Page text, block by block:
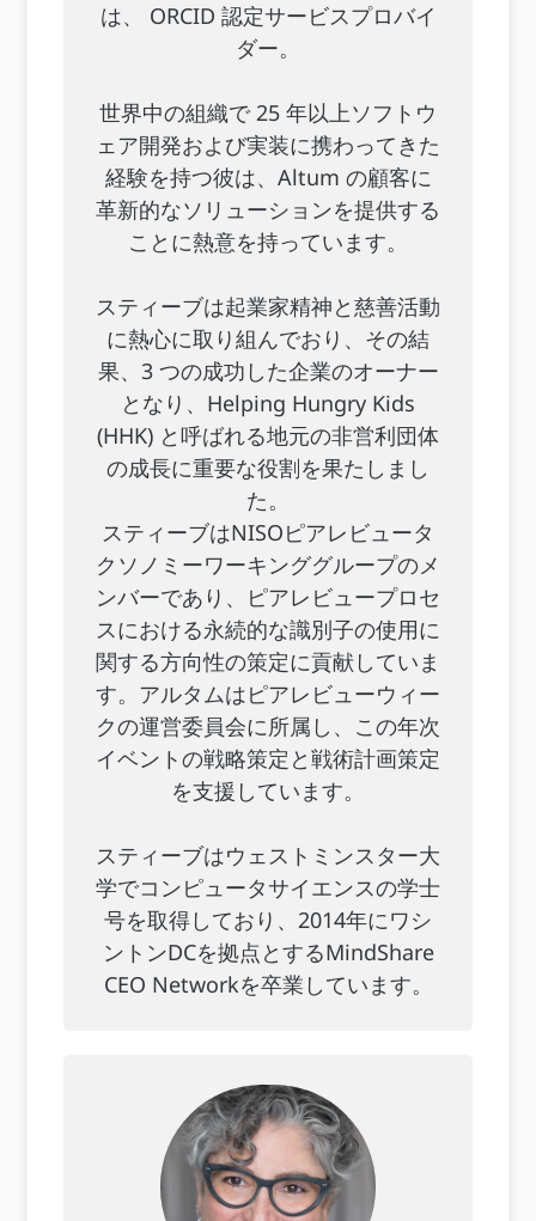
は、 ORCID 認定サービスプロバイ
ダー。
世界中の組織で 25 年以上ソフトウ
ェア開発および実装に携わってきた
経験を持つ彼は、Altum の顧客に
革新的なソリューションを提供する
ことに熱意を持っています。
スティーブは起業家精神と慈善活動
に熱心に取り組んでおり、その結
果、3 つの成功した企業のオーナー
となり、Helping Hungry Kids
(HHK) と呼ばれる地元の非営利団体
の成長に重要な役割を果たしまし
た。
スティーブはNISOピアレビュータ
クソノミーワーキンググループのメ
ンバーであり、ピアレビュープロセ
スにおける永続的な識別子の使用に
関する方向性の策定に貢献していま
す。アルタムはピアレビューウィー
クの運営委員会に所属し、この年次
イベントの戦略策定と戦術計画策定
を支援しています。
スティーブはウェストミンスター大
学でコンピュータサイエンスの学士
号を取得しており、2014年にワシ
ントンDCを拠点とするMindShare
CEO Networkを卒業しています。